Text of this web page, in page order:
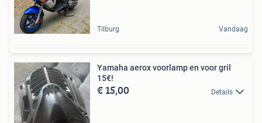
Tilburg Vandaag
Yamaha aerox voorlamp en voor gril
15€!
€ 15,00 Details